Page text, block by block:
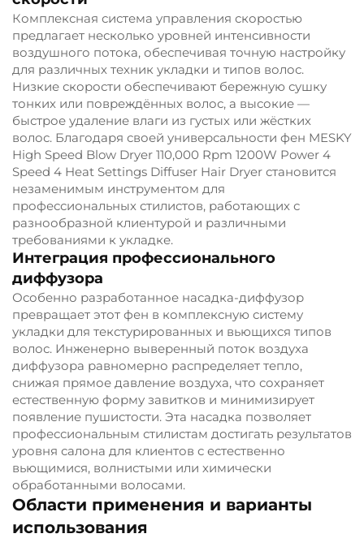
Комплексная система управления скоростью
предлагает несколько уровней интенсивности
воздушного потока, обеспечивая точную настройку
для различных техник укладки и типов волос.
Низкие скорости обеспечивают бережную сушку
тонких или повреждённых волос, а высокие —
быстрое удаление влаги из густых или жёстких
волос. Благодаря своей универсальности фен MESKY
High Speed Blow Dryer 110,000 Rpm 1200W Power 4
Speed 4 Heat Settings Diffuser Hair Dryer становится
незаменимым инструментом для
профессиональных стилистов, работающих с
разнообразной клиентурой и различными
требованиями к укладке.
Интеграция профессионального
диффузора
Особенно разработанное насадка-диффузор
превращает этот фен в комплексную систему
укладки для текстурированных и вьющихся типов
волос. Инженерно выверенный поток воздуха
диффузора равномерно распределяет тепло,
снижая прямое давление воздуха, что сохраняет
естественную форму завитков и минимизирует
появление пушистости. Эта насадка позволяет
профессиональным стилистам достигать результатов
уровня салона для клиентов с естественно
вьющимися, волнистыми или химически
обработанными волосами.
Области применения и варианты
использования